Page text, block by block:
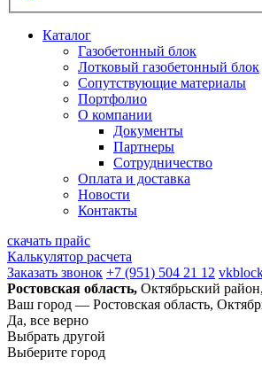
Каталог
Газобетонный блок
Лотковый газобетонный блок
Сопутствующие материалы
Портфолио
О компании
Документы
Партнеры
Сотрудничество
Оплата и доставка
Новости
Контакты
скачать прайс
Калькулятор расчета
Заказать звонок +7 (951) 504 21 12
Ростовская область, Октябрьский
Ваш город — Ростовская область,
Да, все верно
Выбрать другой
Выберите город